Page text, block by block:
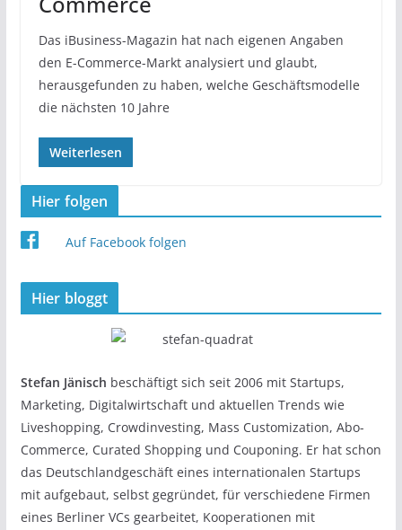
Das iBusiness-Magazin hat nach eigenen Angaben
den E-Commerce-Markt analysiert und glaubt,
herausgefunden zu haben, welche Geschäftsmodelle
die nächsten 10 Jahre
Weiterlesen
Hier folgen
Auf Facebook folgen
Hier bloggt
Stefan Jänisch beschäftigt sich seit 2006 mit Startups,
Marketing, Digitalwirtschaft und aktuellen Trends wie
Liveshopping, Crowdinvesting, Mass Customization, Abo-
Commerce, Curated Shopping und Couponing. Er hat schon
das Deutschlandgeschäft eines internationalen Startups
mit aufgebaut, selbst gegründet, für verschiedene Firmen
eines Berliner VCs gearbeitet, Kooperationen mit